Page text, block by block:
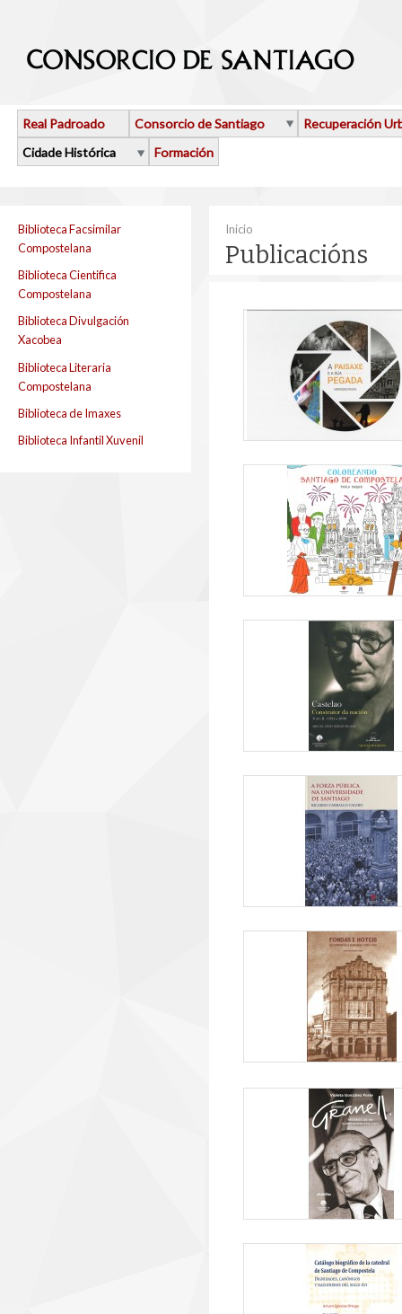
Real Padroado Consorcio de Santiago
Recuperación
Cidade Histórica
Formación
Biblioteca Facsimilar
Compostelana
Biblioteca Cientifica
Compostelana
Biblioteca Divulgación
Xacobea
Biblioteca Literaria
Compostelana
Biblioteca de Imaxes
Biblioteca Infantil Xuvenil
Vostede está aquí
Inicio
Publicacións